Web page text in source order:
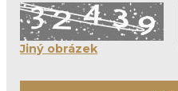
Jiný obrázek